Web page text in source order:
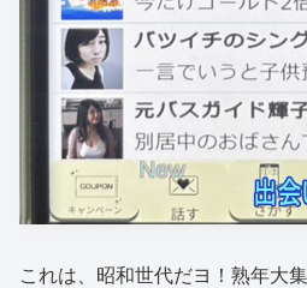
これは、昭和世代だヨ！熟年大